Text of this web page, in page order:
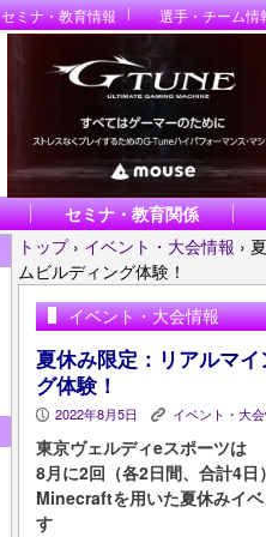
セミナ・教育情報 選手・チーム情
セミナ・教育関係
トップ › イベント・大会情報 ›
ムビルディング体験！
イベント・大会情報
夏休み限定：リアルマ
グ体験！
P 2022年8月5日 K イベント・大
東京ヴェルディeスポーツは
8月に2回（各2日間、合計4日
Minecraftを用いた夏休みイ
す